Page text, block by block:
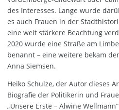
des Interesses. Lange wurde
es auch Frauen in der
eine weit stärkere Beachtung
2020 wurde eine Straße am
benannt – eine weitere bekam
Anna Siemsen.
Heiko Schulze, der Autor dieses
Biografie der Politikerin und
„Unsere Erste – Alwine